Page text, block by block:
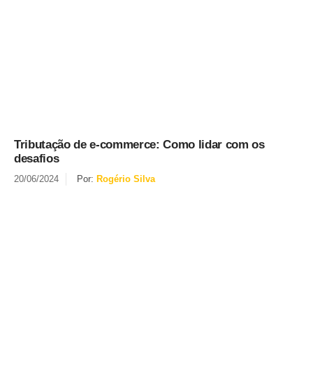
Tributação de e-commerce: Como lidar com os
desafios
20/06/2024 Por: Rogério Silva